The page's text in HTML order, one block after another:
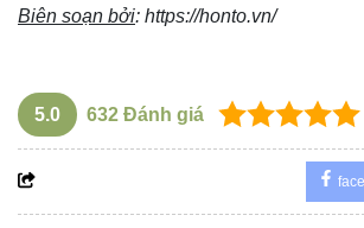
Biên soạn bởi: https://honto.vn/
5.0 632 Đánh giá